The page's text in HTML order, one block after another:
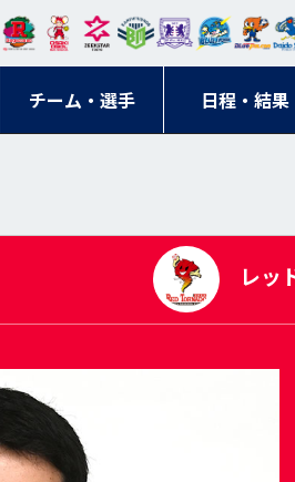
チーム・選手 日程・結果
東日
本レ
ガロ
オー
ソル
埼玉
クス
ター
東京
BM
ドリ
ーム
ス
寺ブ
ルー
サンコン
レッ